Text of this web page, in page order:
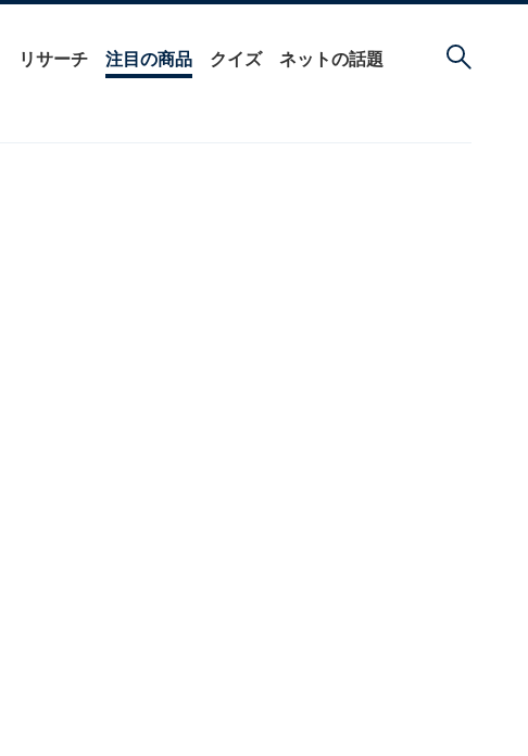
リサーチ 注目の商品 クイズ ネットの話題